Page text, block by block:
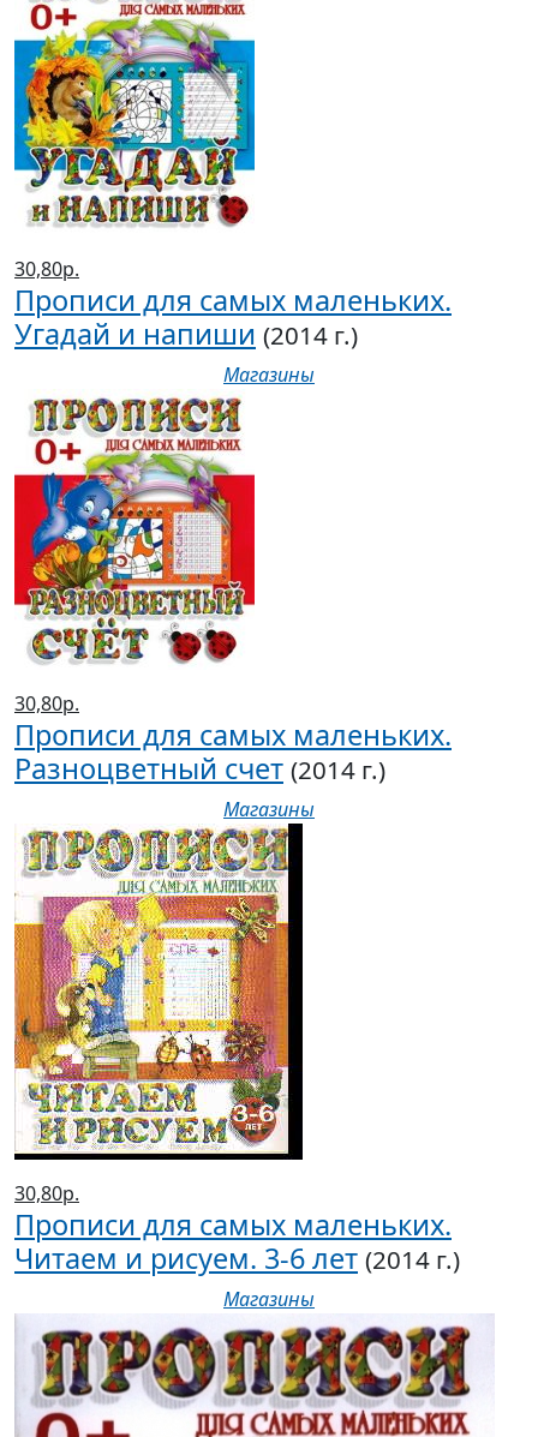
30,80р.
Прописи для самых маленьких.
Угадай и напиши (2014 г.)
Магазины
30,80р.
Прописи для самых маленьких.
Разноцветный счет (2014 г.)
Магазины
30,80р.
Прописи для самых маленьких.
Читаем и рисуем. 3-6 лет (2014 г.)
Магазины